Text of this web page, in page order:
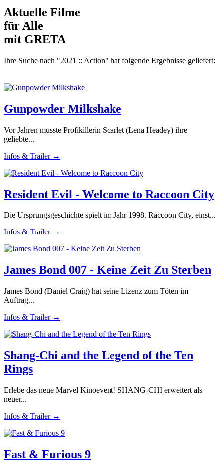
Aktuelle Filme
für Alle
mit GRETA
Ihre Suche nach "2021 :: Action" hat folgende Ergebnisse geliefert:
Gunpowder Milkshake
Vor Jahren musste Profikillerin Scarlet (Lena Headey) ihre
geliebte...
Infos & Trailer →
Resident Evil - Welcome to Raccoon City
Die Ursprungsgeschichte spielt im Jahr 1998. Raccoon City, einst...
Infos & Trailer →
James Bond 007 - Keine Zeit Zu Sterben
James Bond (Daniel Craig) hat seine Lizenz zum Töten im
Auftrag...
Infos & Trailer →
Shang-Chi and the Legend of the Ten
Rings
Erlebe das neue Marvel Kinoevent! SHANG-CHI erweitert als
neuer...
Infos & Trailer →
Fast & Furious 9